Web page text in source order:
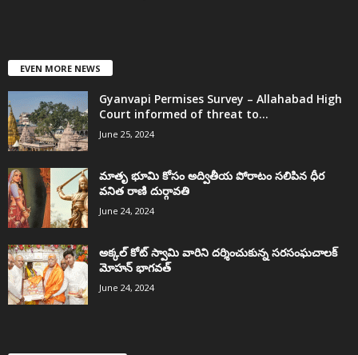
EVEN MORE NEWS
Gyanvapi Permises Survey – Allahabad High
Court informed of threat to...
June 25, 2024
మాతృ భూమి కోసం అద్వితీయ పోరాటం సలిపిన ధీర
వనిత రాణి దుర్గావతి
June 24, 2024
అక్కల్‌ కోట్‌ స్వామి వారిని దర్శించుకున్న సరసంఘచాలక్
మోహన్ భాగవత్
June 24, 2024